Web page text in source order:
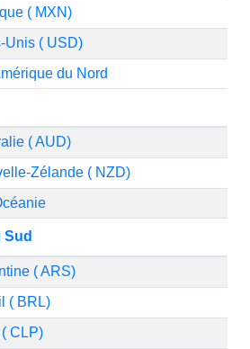
( MXN)
Unis ( USD)
du Nord
( AUD)
Zélande ( NZD)
( ARS)
( BRL)
CLP)